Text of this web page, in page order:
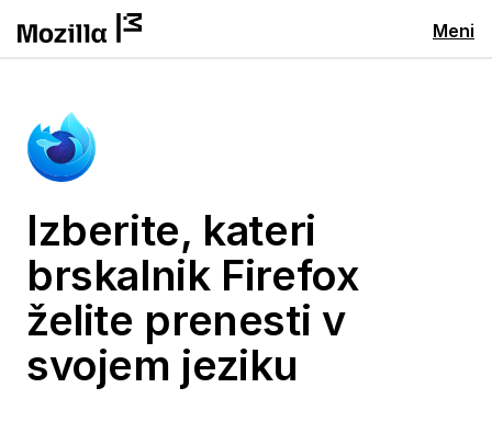
Meni
Izberite, kateri
brskalnik Firefox
želite prenesti v
svojem jeziku